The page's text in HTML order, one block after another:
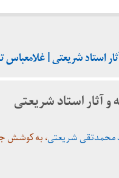
استاد شریعتی | غلامعباس
و آثار استاد شریعتی
محمدتقی شریعتی، به کوشش